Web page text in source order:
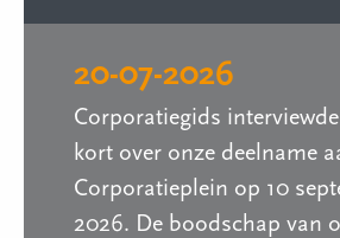
20-07-2026
Corporatiegids
kort over onze deelname
Corporatieplein op 10
2026. De boodschap van